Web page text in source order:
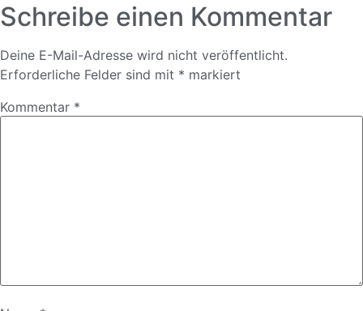
Schreibe einen Kommentar
Deine E-Mail-Adresse wird nicht veröffentlicht.
Erforderliche Felder sind mit * markiert
Kommentar *